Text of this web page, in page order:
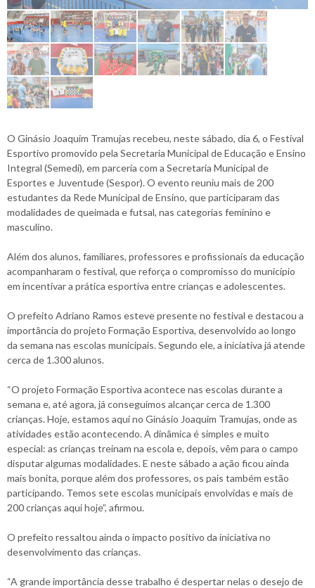
O Ginásio Joaquim Tramujas recebeu, neste sábado, dia 6, o Festival
Esportivo promovido pela Secretaria Municipal de Educação e Ensino
Integral (Semedi), em parceria com a Secretaria Municipal de
Esportes e Juventude (Sespor). O evento reuniu mais de 200
estudantes da Rede Municipal de Ensino, que participaram das
modalidades de queimada e futsal, nas categorias feminino e
masculino.
Além dos alunos, familiares, professores e profissionais da educação
acompanharam o festival, que reforça o compromisso do município
em incentivar a prática esportiva entre crianças e adolescentes.
O prefeito Adriano Ramos esteve presente no festival e destacou a
importância do projeto Formação Esportiva, desenvolvido ao longo
da semana nas escolas municipais. Segundo ele, a iniciativa já atende
cerca de 1.300 alunos.
“O projeto Formação Esportiva acontece nas escolas durante a
semana e, até agora, já conseguimos alcançar cerca de 1.300
crianças. Hoje, estamos aqui no Ginásio Joaquim Tramujas, onde as
atividades estão acontecendo. A dinâmica é simples e muito
especial: as crianças treinam na escola e, depois, vêm para o campo
disputar algumas modalidades. E neste sábado a ação ficou ainda
mais bonita, porque além dos professores, os pais também estão
participando. Temos sete escolas municipais envolvidas e mais de
200 crianças aqui hoje”, afirmou.
O prefeito ressaltou ainda o impacto positivo da iniciativa no
desenvolvimento das crianças.
“A grande importância desse trabalho é despertar nelas o desejo de